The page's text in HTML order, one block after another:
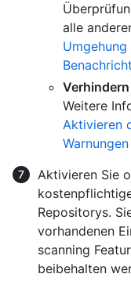
alle
Weitere
Aktivieren
Aktivieren Sie
Repositorys.
vorhandenen
scanning
beibehalten